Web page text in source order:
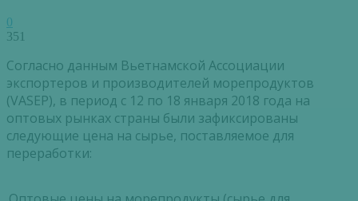
0
351
Согласно данным Вьетнамской Ассоциации
экспортеров и производителей морепродуктов
(VASEP), в период с 12 по 18 января 2018 года на
оптовых рынках страны были зафиксированы
следующие цена на сырье, поставляемое для
переработки: